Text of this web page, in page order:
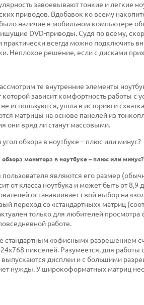
завоевывают тонкие и легкие
приводов. Вдобавок ко всему
наличие в мобильном компьютере
DVD-приводы. Судя по всему,
практически всегда можно подключить
Неплохое решение, если с дисками
те внутренние элементы
зависит комфортность работы с
используются, ушла в историю и
матрицы на основе панелей из
они вряд ли станут массовыми.
монитора в ноутбуке – плюс или минус?
являются его размер
от класса ноутбука и может быть от
останавливает свой выбор на
переход со «стандартных» матриц
только для любителей просмотра
работе.
«офисным» разрешением
пикселей. Разумеется, для
дисплеи и с большими
нужды. У широкоформатных матриц